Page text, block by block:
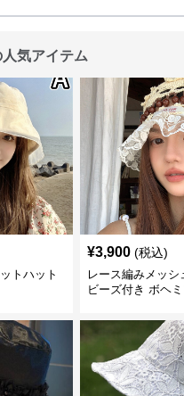
気アイテム
トハット
¥3,900 (税込)
レース編みメッシ
ビーズ付き ボヘ